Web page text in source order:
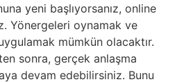
yeni başlıyorsanız, online
Yönergeleri oynamak ve
mümkün olacaktır.
sonra, gerçek anlaşma
devam edebilirsiniz. Bunu